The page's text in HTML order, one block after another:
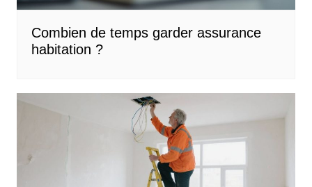
Combien de temps garder assurance
habitation ?